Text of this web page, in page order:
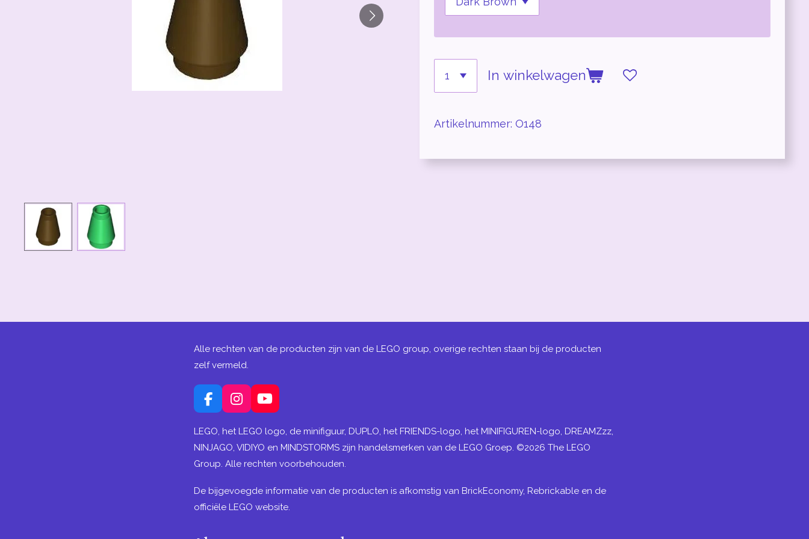
In winkelwagen
Artikelnummer: O148
Alle rechten van de producten zijn van de LEGO group, overige rechten staan bij de producten
zelf vermeld.
F
a
c
e
b
o
k
I
n
s
t
a
g
a
m
Y
o
u
u
b
LEGO, het LEGO logo, de minifiguur, DUPLO, het FRIENDS-logo, het MINIFIGUREN-logo, DREAMZzz,
NINJAGO, VIDIYO en MINDSTORMS zijn handelsmerken van de LEGO Groep. ©2026 The LEGO
Group. Alle rechten voorbehouden.
De bijgevoegde informatie van de producten is afkomstig van BrickEconomy, Rebrickable en de
officiële LEGO website.